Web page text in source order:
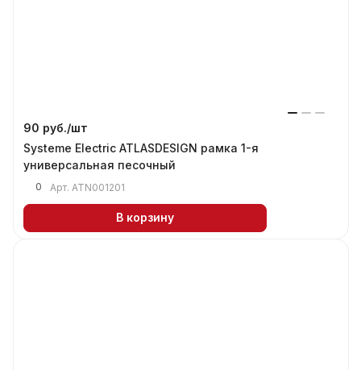
90 руб./шт
Systeme Electric ATLASDESIGN рамка 1-я
универсальная песочный
0 Арт. ATN001201
В корзину